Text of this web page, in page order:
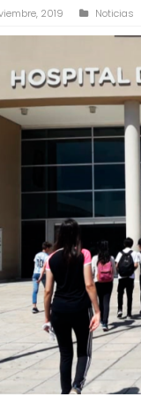
2019 Noticias